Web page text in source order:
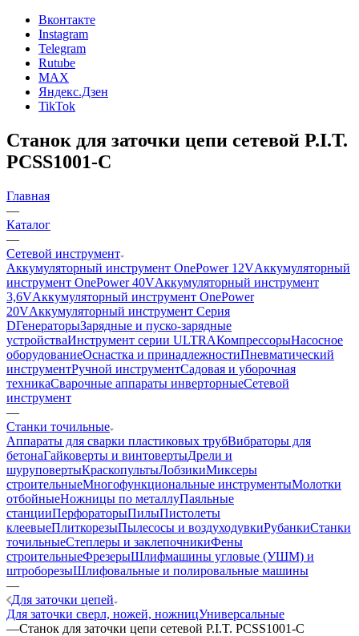
Вконтакте
Instagram
Telegram
Rutube
MAX
Яндекс.Дзен
TikTok
Станок для заточки цепи сетевой P.I.T.
PCSS1001-C
Главная
—
Каталог
—
Сетевой инструмент
Аккумуляторный инструмент OnePower 12VАккумуляторный
инструмент OnePower 40VАккумуляторный инструмент
3,6VАккумуляторный инструмент OnePower
20VАккумуляторный инструмент Серия
DГенераторыЗарядные и пуско-зарядные
устройстваИнструмент серии ULTRAКомпрессорыНасосное
оборудованиеОснастка и принадлежностиПневматический
инструментРучной инструментСадовая и уборочная
техникаСварочные аппараты инверторныеСетевой
инструмент
—
Станки точильные
Аппараты для сварки пластиковых трубВибраторы для
бетонаГайковерты и винтовертыДрели и
шуруповертыКраскопультыЛобзикиМиксеры
строительныеМногофункциональные инструментыМолотки
отбойныеНожницы по металлуПаяльные
станцииПерфораторыПилыПистолеты
клеевыеПлиткорезыПылесосы и воздуходувкиРубанкиСтанки
точильныеСтеплеры и заклепочникиФены
строительныеФрезерыШлифмашины угловые (УШМ) и
штроборезыШлифовальные и полировальные машины
—
Для заточки цепей
Для заточки сверл, ножей, ножницУниверсальные
—Станок для заточки цепи сетевой P.I.T. PCSS1001-C